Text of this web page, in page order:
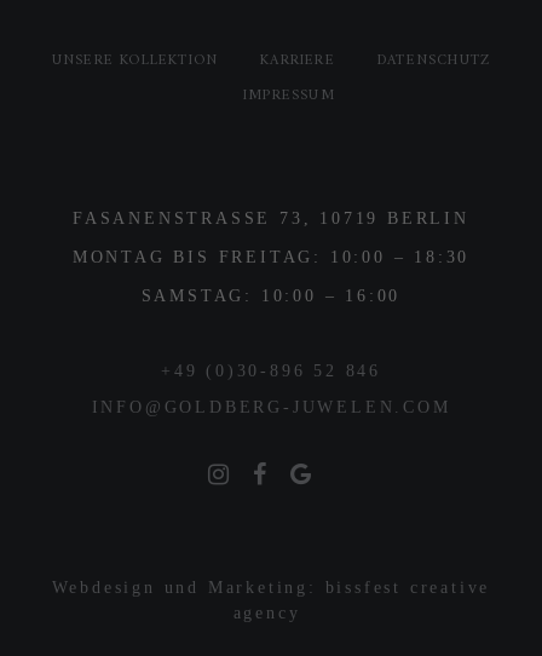
UNSERE KOLLEKTION KARRIERE
DATENSCHUTZ
IMPRESSUM
FASANENSTRASSE 73, 10719 BERLIN
MONTAG BIS FREITAG: 10:00 – 18:30
SAMSTAG: 10:00 – 16:00
+49 (0)30-896 52 846
INFO@GOLDBERG-JUWELEN.COM
Webdesign und Marketing: bissfest creative
agency